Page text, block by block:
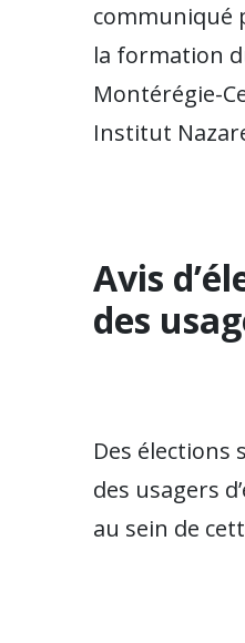
communiqué
la formation
Montérégie-
Institut
Avis
des
Des
des usagers
au sein de